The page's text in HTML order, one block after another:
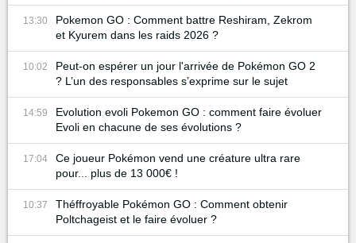
13:30
Pokemon GO : Comment battre Reshiram, Zekrom
et Kyurem dans les raids 2026 ?
10:02
Peut-on espérer un jour l'arrivée de Pokémon GO 2
? L’un des responsables s’exprime sur le sujet
14:59
Evolution evoli Pokemon GO : comment faire évoluer
Evoli en chacune de ses évolutions ?
17:04
Ce joueur Pokémon vend une créature ultra rare
pour... plus de 13 000€ !
10:37
Théffroyable Pokémon GO : Comment obtenir
Poltchageist et le faire évoluer ?